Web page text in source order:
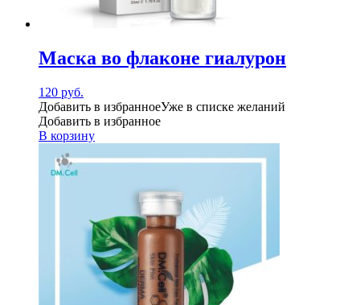
Маска во флаконе гиалурон
120 руб.
Добавить в избранноеУже в списке желаний
Добавить в избранное
В корзину